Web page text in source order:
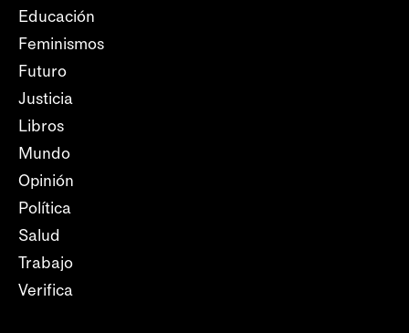
Educación
Feminismos
Futuro
Justicia
Libros
Mundo
Opinión
Política
Salud
Trabajo
Verifica